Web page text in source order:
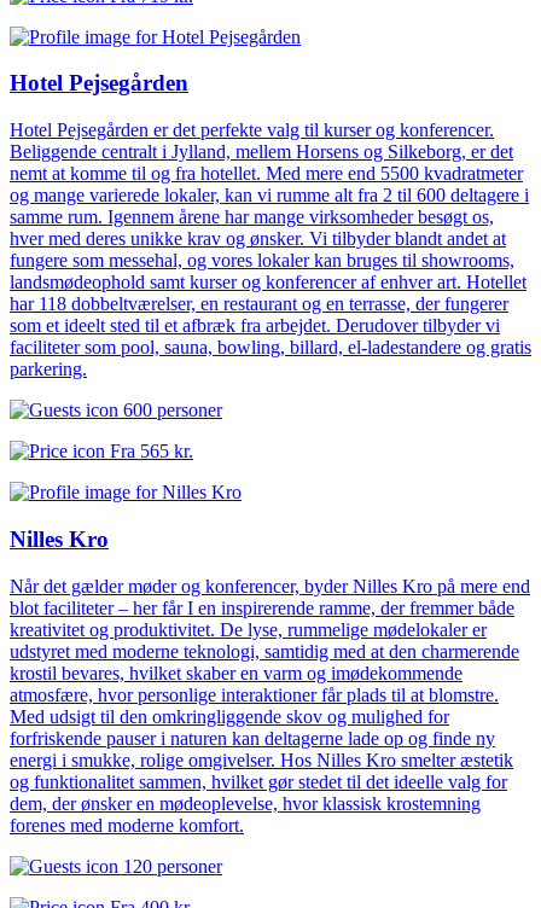
Hotel Pejsegården
Hotel Pejsegården er det perfekte valg til kurser og konferencer.
Beliggende centralt i Jylland, mellem Horsens og Silkeborg, er det
nemt at komme til og fra hotellet. Med mere end 5500 kvadratmeter
og mange varierede lokaler, kan vi rumme alt fra 2 til 600 deltagere i
samme rum. Igennem årene har mange virksomheder besøgt os,
hver med deres unikke krav og ønsker. Vi tilbyder blandt andet at
fungere som messehal, og vores lokaler kan bruges til showrooms,
landsmødeophold samt kurser og konferencer af enhver art. Hotellet
har 118 dobbeltværelser, en restaurant og en terrasse, der fungerer
som et ideelt sted til et afbræk fra arbejdet. Derudover tilbyder vi
faciliteter som pool, sauna, bowling, billard, el-ladestandere og gratis
parkering.
600 personer
Fra 565 kr.
Nilles Kro
Når det gælder møder og konferencer, byder Nilles Kro på mere end
blot faciliteter – her får I en inspirerende ramme, der fremmer både
kreativitet og produktivitet. De lyse, rummelige mødelokaler er
udstyret med moderne teknologi, samtidig med at den charmerende
krostil bevares, hvilket skaber en varm og imødekommende
atmosfære, hvor personlige interaktioner får plads til at blomstre.
Med udsigt til den omkringliggende skov og mulighed for
forfriskende pauser i naturen kan deltagerne lade op og finde ny
energi i smukke, rolige omgivelser. Hos Nilles Kro smelter æstetik
og funktionalitet sammen, hvilket gør stedet til det ideelle valg for
dem, der ønsker en mødeoplevelse, hvor klassisk krostemning
forenes med moderne komfort.
120 personer